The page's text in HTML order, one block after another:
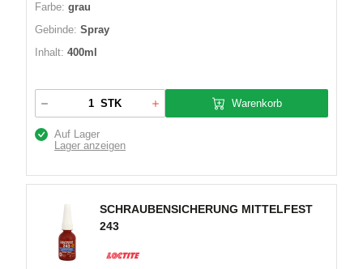
Farbe: grau
Gebinde: Spray
Inhalt: 400ml
STK Warenkorb
Auf Lager
Lager anzeigen
SCHRAUBENSICHERUNG MITTELFEST
243